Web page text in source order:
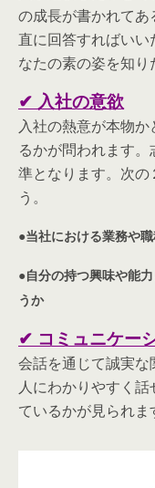
の成長が書かれて
直に回答すればい
なたの素の姿を知り
✔ 入社の意欲
入社の熱意が本物
るかが問われます
準となります。次の
う。
●当社における業務や
●自分の持つ興味や能
うか
✔ コミュニケー
会話を通じて誠実
人にわかりやすく
ているかが見られま